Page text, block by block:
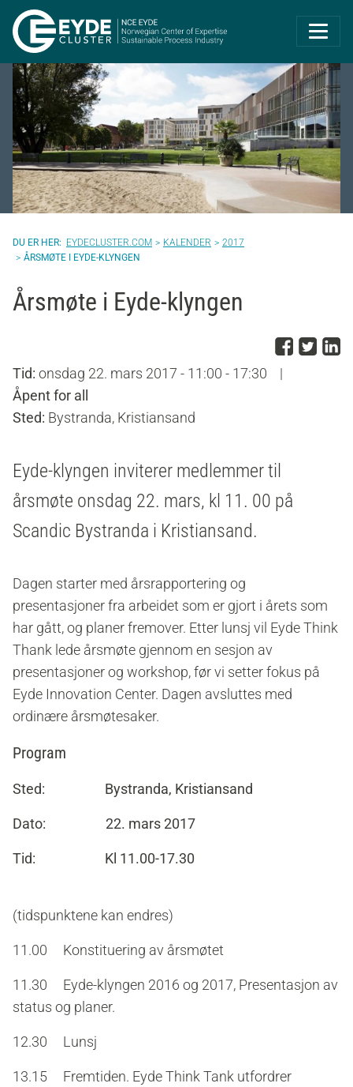
Eyde-Cluster |
EYDECLUSTER.COM KALENDER
2017
ÅRSMØTE I EYDE-KLYNGEN
Årsmøte i Eyde-klyngen
DelDel
Tid: onsdag 22. mars 2017 - 11:00 - 17:30
|
Åpent for all
Sted: Bystranda, Kristiansand
Eyde-klyngen inviterer medlemmer til
årsmøte onsdag 22. mars, kl 11. 00 på
Scandic Bystranda i Kristiansand.
Dagen starter med årsrapportering og
presentasjoner fra arbeidet som er gjort i årets som
har gått, og planer fremover. Etter lunsj vil Eyde Think
Thank lede årsmøte gjennom en sesjon av
presentasjoner og workshop, før vi setter fokus på
Eyde Innovation Center. Dagen avsluttes med
ordinære årsmøtesaker.
Program
Sted: Bystranda, Kristiansand
Dato: 22. mars 2017
Tid: Kl 11.00-17.30
(tidspunktene kan endres)
11.00 Konstituering av årsmøtet
11.30 Eyde-klyngen 2016 og 2017, Presentasjon av
status og planer.
12.30 Lunsj
13.15 Fremtiden. Eyde Think Tank utfordrer